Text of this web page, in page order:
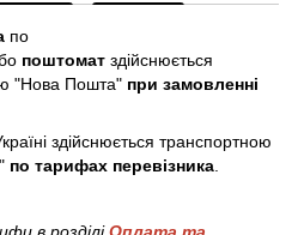
по
поштомат здійснюється
"Нова Пошта" при замовленні
здійснюється транспортною
по тарифах перевізника